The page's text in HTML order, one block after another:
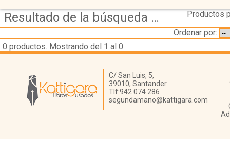
Resultado de la búsqueda de autor williamson,-gordon
Productos
Ordenar por:
0 productos. Mostrando del 1 al 0
Librería Kattigara
C/ San Luis, 5,
39010, Santander
Tlf:942 074 286
segundamano@kattigara.com